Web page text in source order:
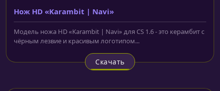
Нож HD «Karambit | Navi»
Модель ножа HD «Karambit | Navi» для CS 1.6 - это керамбит с
чёрным лезвие и красивым логотипом...
Скачать